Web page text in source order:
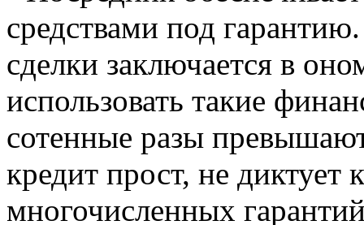
средствами под
сделки заключается в
использовать такие
сотенные разы
кредит прост, не диктует
многочисленных